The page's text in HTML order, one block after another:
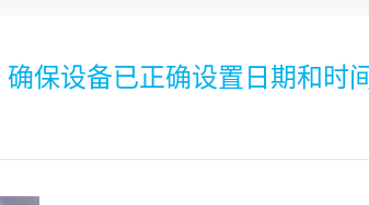
保设备已正确设置日期和时间